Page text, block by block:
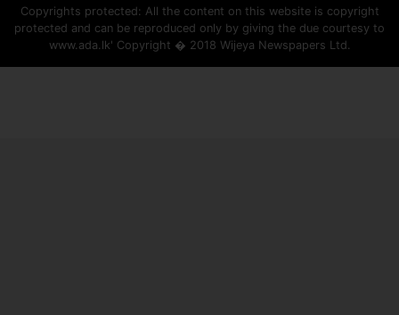
Copyrights protected: All the content on this website is copyright
protected and can be reproduced only by giving the due courtesy to
www.ada.lk' Copyright � 2018 Wijeya Newspapers Ltd.